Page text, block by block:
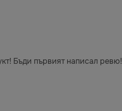
Бъди първият написал ревю!